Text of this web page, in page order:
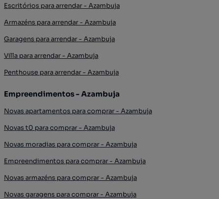
Escritórios para arrendar - Azambuja
Armazéns para arrendar - Azambuja
Garagens para arrendar - Azambuja
Villa para arrendar - Azambuja
Penthouse para arrendar - Azambuja
Empreendimentos - Azambuja
Novas apartamentos para comprar - Azambuja
Novas t0 para comprar - Azambuja
Novas moradias para comprar - Azambuja
Empreendimentos para comprar - Azambuja
Novas armazéns para comprar - Azambuja
Novas garagens para comprar - Azambuja